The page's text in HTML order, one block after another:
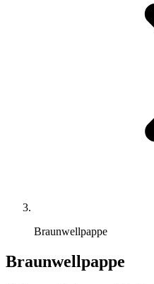
Braunwellpappe
Braunwellpappe